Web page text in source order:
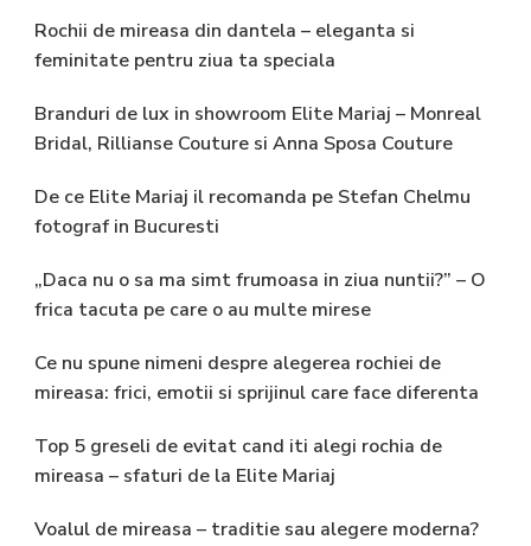
Rochii de mireasa din dantela – eleganta si
feminitate pentru ziua ta speciala
Branduri de lux in showroom Elite Mariaj – Monreal
Bridal, Rillianse Couture si Anna Sposa Couture
De ce Elite Mariaj il recomanda pe Stefan Chelmu
fotograf in Bucuresti
„Daca nu o sa ma simt frumoasa in ziua nuntii?” – O
frica tacuta pe care o au multe mirese
Ce nu spune nimeni despre alegerea rochiei de
mireasa: frici, emotii si sprijinul care face diferenta
Top 5 greseli de evitat cand iti alegi rochia de
mireasa – sfaturi de la Elite Mariaj
Voalul de mireasa – traditie sau alegere moderna?